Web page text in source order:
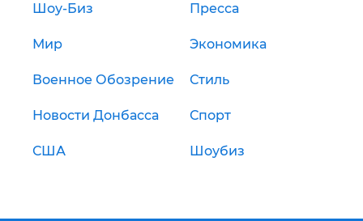
Шоу-Биз Пресса
Мир Экономика
Военное Обозрение Стиль
Новости Донбасса Спорт
США Шоубиз